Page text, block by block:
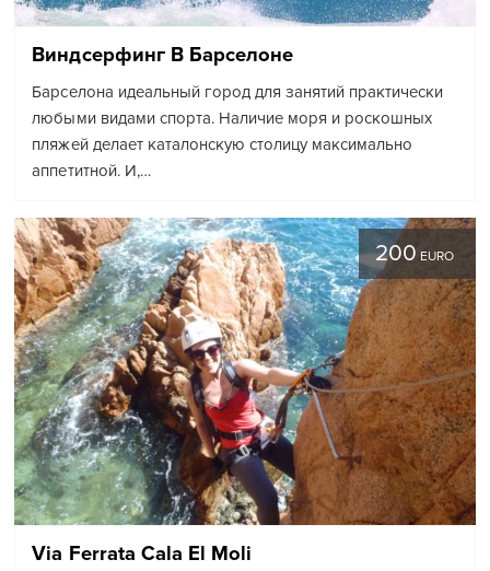
Виндсерфинг В Барселоне
Барселона идеальный город для занятий практически
любыми видами спорта. Наличие моря и роскошных
пляжей делает каталонскую столицу максимально
аппетитной. И,…
200 EURO
Via Ferrata Cala El Moli